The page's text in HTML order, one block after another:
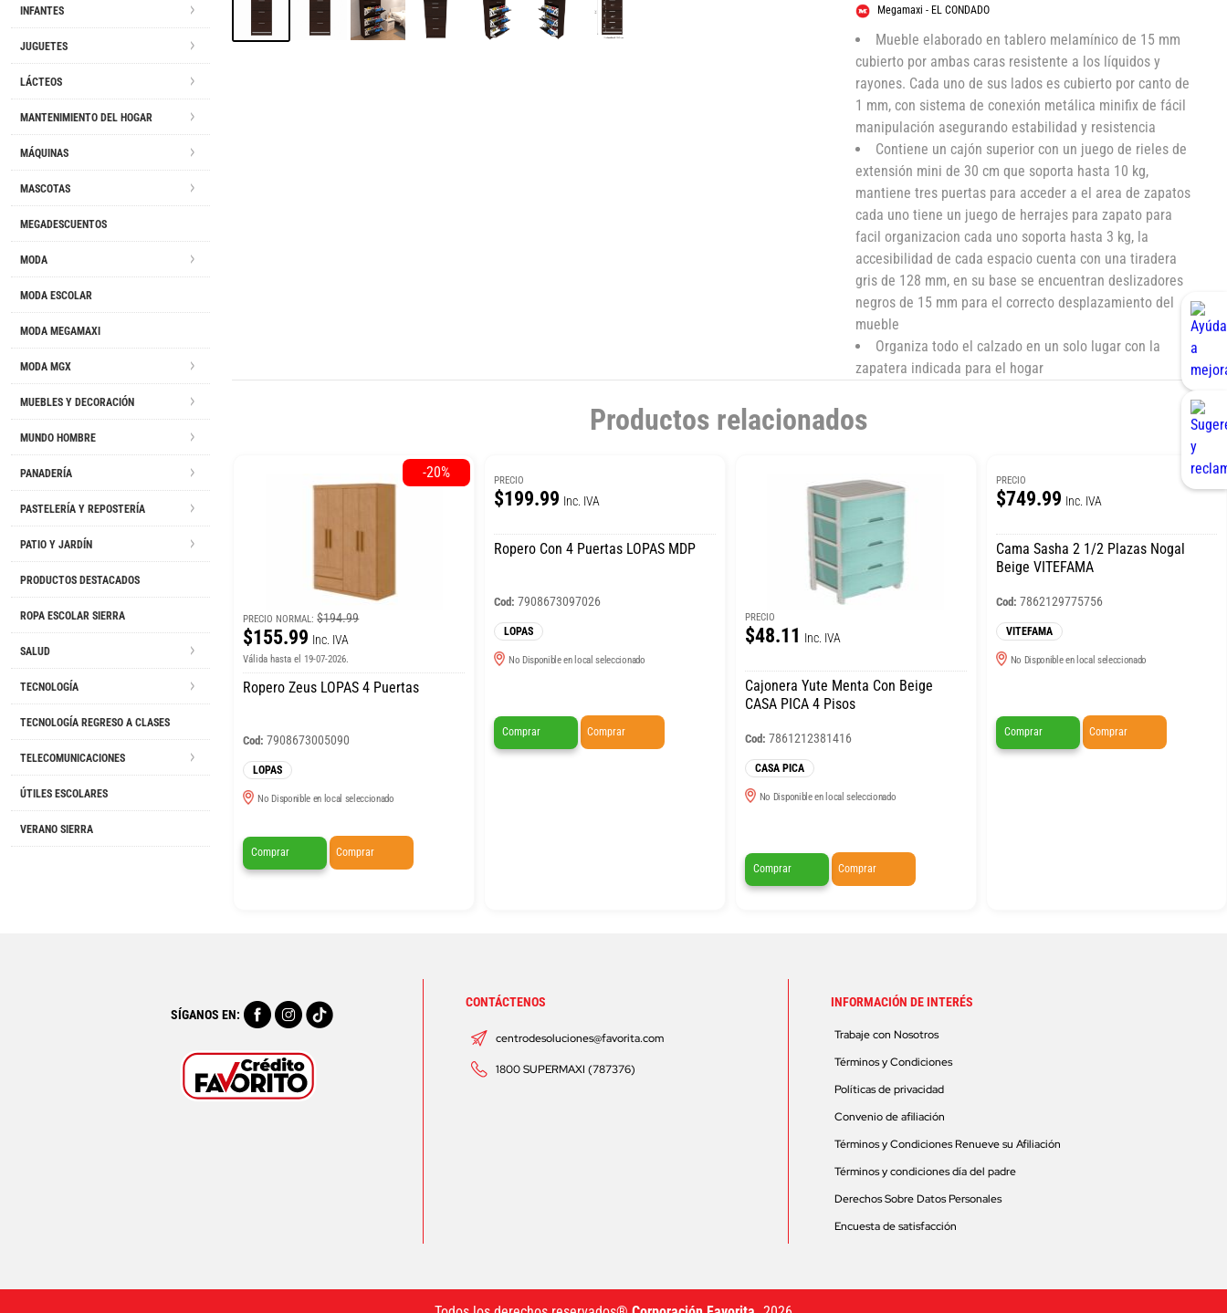
INFANTES
JUGUETES
LÁCTEOS
MANTENIMIENTO DEL HOGAR
MÁQUINAS
MASCOTAS
MEGADESCUENTOS
MODA
MODA ESCOLAR
MODA MEGAMAXI
MODA MGX
MUEBLES Y DECORACIÓN
MUNDO HOMBRE
PANADERÍA
PASTELERÍA Y REPOSTERÍA
PATIO Y JARDÍN
PRODUCTOS DESTACADOS
ROPA ESCOLAR SIERRA
SALUD
TECNOLOGÍA
TECNOLOGÍA REGRESO A CLASES
TELECOMUNICACIONES
ÚTILES ESCOLARES
VERANO SIERRA
Megamaxi - EL CONDADO
Mueble elaborado en tablero melamínico de 15 mm
cubierto por ambas caras resistente a los líquidos y
rayones. Cada uno de sus lados es cubierto por canto de
1 mm, con sistema de conexión metálica minifix de fácil
manipulación asegurando estabilidad y resistencia
Contiene un cajón superior con un juego de rieles de
extensión mini de 30 cm que soporta hasta 10 kg,
mantiene tres puertas para acceder a el area de zapatos
cada uno tiene un juego de herrajes para zapato para
facil organizacion cada uno soporta hasta 3 kg, la
accesibilidad de cada espacio cuenta con una tiradera
gris de 128 mm, en su base se encuentran deslizadores
negros de 15 mm para el correcto desplazamiento del
mueble
Organiza todo el calzado en un solo lugar con la
zapatera indicada para el hogar
Productos relacionados
PRECIO NORMAL:$194.99
$155.99 Inc. IVA
Válida hasta el 19-07-2026.
Ropero Zeus LOPAS 4 Puertas
Cod: 7908673005090
LOPAS
No Disponible en local seleccionado
Comprar Comprar
-20% PRECIO
$199.99 Inc. IVA
Ropero Con 4 Puertas LOPAS MDP
Cod: 7908673097026
LOPAS
No Disponible en local seleccionado
Comprar Comprar
PRECIO
$48.11 Inc. IVA
Cajonera Yute Menta Con Beige
CASA PICA 4 Pisos
Cod: 7861212381416
CASA PICA
No Disponible en local seleccionado
Comprar Comprar
PRECIO
$749.99 Inc. IVA
Cama Sasha 2 1/2 Plazas Nogal
Beige VITEFAMA
Cod: 7862129775756
VITEFAMA
No Disponible en local seleccionado
Comprar Comprar
SÍGANOS EN:
CONTÁCTENOS
centrodesoluciones@favorita.com
1800 SUPERMAXI (787376)
INFORMACIÓN DE INTERÉS
Trabaje con Nosotros
Términos y Condiciones
Políticas de privacidad
Convenio de afiliación
Términos y Condiciones Renueve su Afiliación
Términos y condiciones día del padre
Derechos Sobre Datos Personales
Encuesta de satisfacción